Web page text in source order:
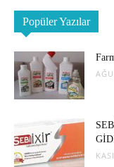
Popüler Yazılar